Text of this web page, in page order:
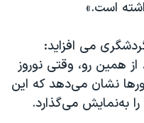
است.»
می افزاید:
همین رو، وقتی نوروز
نشان می‌دهد كه این
به‌نمایش می‌گذارد.